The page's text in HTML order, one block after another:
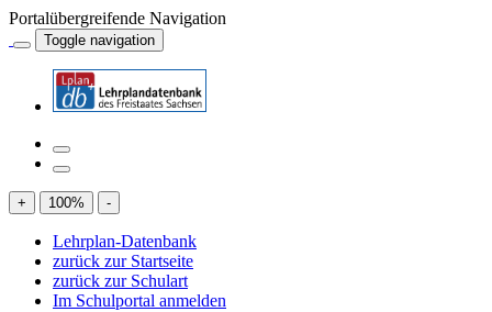
Portalübergreifende Navigation
Toggle navigation
+ 100% -
Lehrplan-Datenbank
zurück zur Startseite
zurück zur Schulart
Im Schulportal anmelden